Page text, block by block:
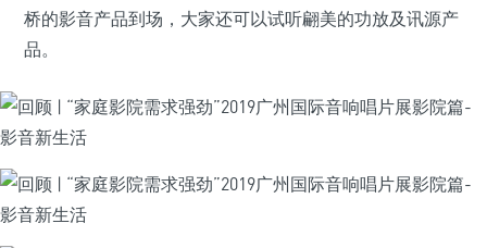
桥的影音产品到场，大家还可以试听翩美的功放及讯源产
品。